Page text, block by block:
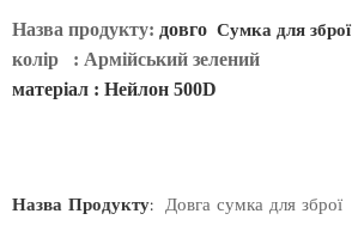
Назва продукту: довго Сумка для зброї
колір
: Армійський зелений
матеріал : Нейлон 500D
Назва Продукту: Довга сумка для зброї